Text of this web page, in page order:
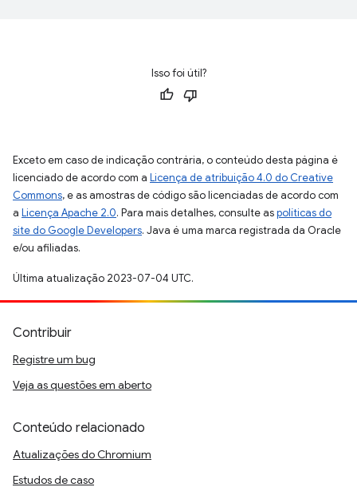
Isso foi útil?
Exceto em caso de indicação contrária, o conteúdo desta página é
licenciado de acordo com a Licença de atribuição 4.0 do Creative
Commons, e as amostras de código são licenciadas de acordo com
a Licença Apache 2.0. Para mais detalhes, consulte aspolíticas do
site do Google Developers. Java é uma marca registrada da Oracle
e/ou afiliadas.
Última atualização 2023-07-04 UTC.
Contribuir
Registre um bug
Veja as questões em aberto
Conteúdo relacionado
Atualizações do Chromium
Estudos de caso